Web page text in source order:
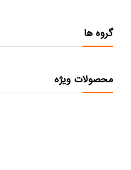
گروه ها
محصولات ویژه